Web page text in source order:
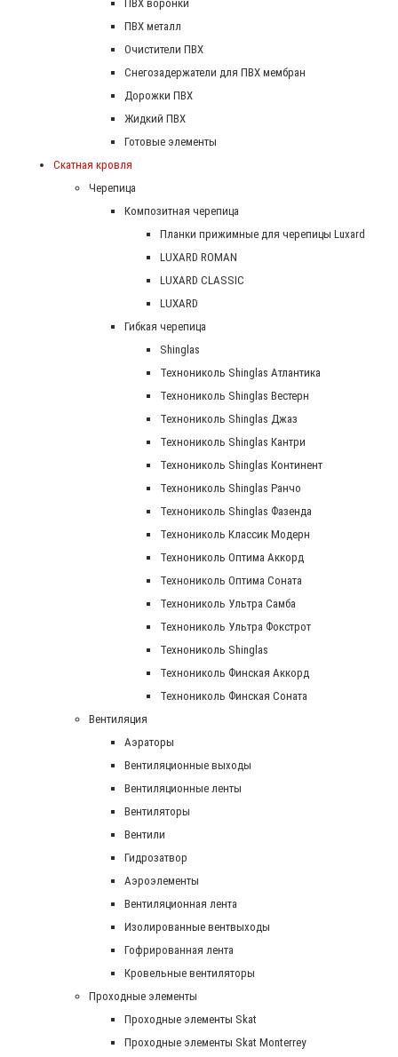
ПВХ воронки
ПВХ металл
Очистители ПВХ
Снегозадержатели для ПВХ мембран
Дорожки ПВХ
Жидкий ПВХ
Готовые элементы
Скатная кровля
Черепица
Композитная черепица
Планки прижимные для черепицы Luxard
LUXARD ROMAN
LUXARD CLASSIC
LUXARD
Гибкая черепица
Shinglas
Технониколь Shinglas Атлантика
Технониколь Shinglas Вестерн
Технониколь Shinglas Джаз
Технониколь Shinglas Кантри
Технониколь Shinglas Континент
Технониколь Shinglas Ранчо
Технониколь Shinglas Фазенда
Технониколь Классик Модерн
Технониколь Оптима Аккорд
Технониколь Оптима Соната
Технониколь Ультра Самба
Технониколь Ультра Фокстрот
Технониколь Shinglas
Технониколь Финская Аккорд
Технониколь Финская Соната
Вентиляция
Аэраторы
Вентиляционные выходы
Вентиляционные ленты
Вентиляторы
Вентили
Гидрозатвор
Аэроэлементы
Вентиляционная лента
Изолированные вентвыходы
Гофрированная лента
Кровельные вентиляторы
Проходные элементы
Проходные элементы Skat
Проходные элементы Skat Monterrey